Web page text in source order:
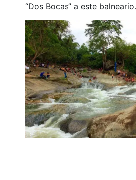
“Dos Bocas” a este balneario.